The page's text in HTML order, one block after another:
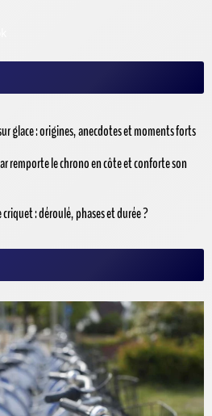
glace : origines, anecdotes et moments forts
remporte le chrono en côte et conforte son
: déroulé, phases et durée ?